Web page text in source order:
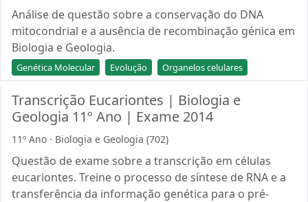
Análise de questão sobre a conservação do DNA
mitocondrial e a ausência de recombinação génica em
Biologia e Geologia.
Genética Molecular Evolução Organelos celulares
Transcrição Eucariontes | Biologia e
Geologia 11º Ano | Exame 2014
11º Ano · Biologia e Geologia (702)
Questão de exame sobre a transcrição em células
eucariontes. Treine o processo de síntese de RNA e a
transferência da informação genética para o pré-